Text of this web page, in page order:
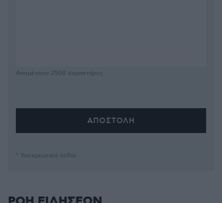
Απομένουν 2500 χαρακτήρες
* Υποχρεωτικά πεδία